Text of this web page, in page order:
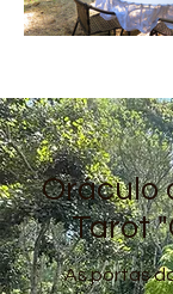
Oráculo
Tarot
As portas